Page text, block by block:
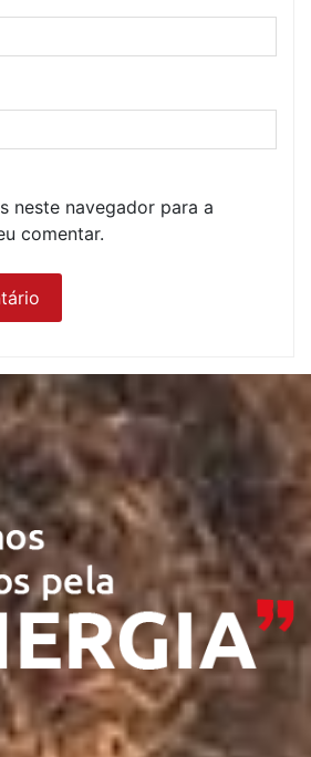
neste navegador para a
comentar.